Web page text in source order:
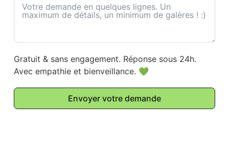
Gratuit & sans engagement. Réponse sous 24h.
Avec empathie et bienveillance. 💚
Envoyer votre demande